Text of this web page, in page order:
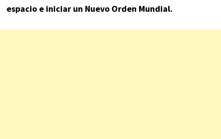
espacio e iniciar un Nuevo Orden Mundial.